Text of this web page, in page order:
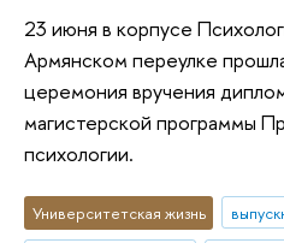
23 июня в корпусе
Армянском переулке
церемония вручения
магистерской программы
психологии.
Университетская жизнь